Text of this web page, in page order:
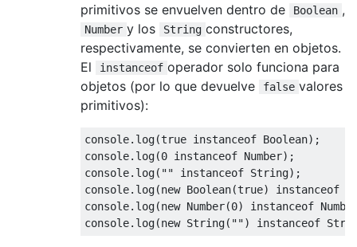
primitivos se envuelven dentro de
Boolean ,
Number y los String constructores,
respectivamente, se convierten en objetos.
El
instanceof operador solo funciona para
objetos (por lo que devuelve
false valores
primitivos):
console. log(true instanceof Boolean);
console. log(0 instanceof Number);
console. log( "" instanceof String);
console. log(new Boolean(true) instanceof
console. log(new Number(0) instanceof
console. log(new String( "") instanceof